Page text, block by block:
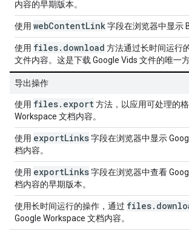
内容的早期版本。
使用 webContentLink字段在浏览器中显示
使用 files. download 方法通过长时间运行
文件内容。这是下载 Google Vids 文件的唯一方
导出操作
使用 files. export方法，以应用可处理的
Workspace 文档内容。
使用 exportLinks字段在浏览器中显示
档内容。
使用 exportLinks字段在浏览器中查看
档内容的早期版本。
使用长时间运行的操作，通过 files.
Google Workspace 文档内容。